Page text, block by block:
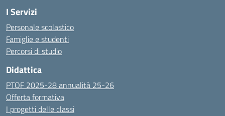
I Servizi
Personale scolastico
Famiglie e studenti
Percorsi di studio
Didattica
PTOF 2025-28 annualità 25-26
Offerta formativa
I progetti delle classi